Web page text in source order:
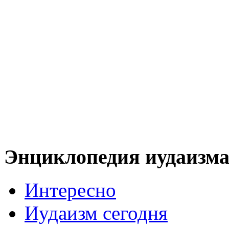
Энциклопедия иудаизма
Интересно
Иудаизм сегодня